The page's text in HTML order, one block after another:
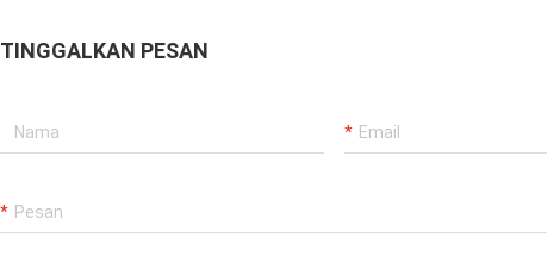
TINGGALKAN PESAN